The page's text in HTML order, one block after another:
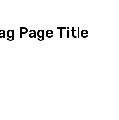
Page Title